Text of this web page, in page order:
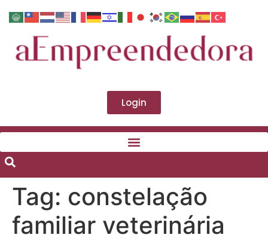
Login
Tag: constelação
familiar veterinária